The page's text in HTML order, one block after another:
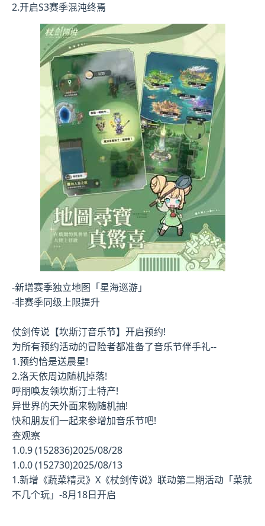
2.开启S3赛季混沌终焉
-新增赛季独立地图「星海巡游」
-非赛季同级上限提升
仗剑传说【坎斯汀音乐节】开启预约!
为所有预约活动的冒险者都准备了音乐节伴手礼--
1.预约恰是送晨星!
2.洛天依周边随机掉落!
呼朋唤友领坎斯汀土特产!
异世界的天外面来物随机抽!
快和朋友们一起来参增加音乐节吧!
查观察
1.0.9 (152836)2025/08/28
1.0.0 (152730)2025/08/13
1.新增《蔬菜精灵》X《杖剑传说》联动第二期活动「菜就
不几个玩」-8月18日开启